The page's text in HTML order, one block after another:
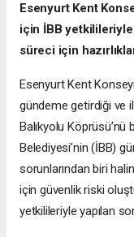
Esenyurt Kent
için İBB
süreci için
Esenyurt Kent
gündeme getirdiği ve
Balıkyolu
Belediyesi’nin (İBB)
sorunlarından biri
için güvenlik riski
yetkilileriyle yapılan